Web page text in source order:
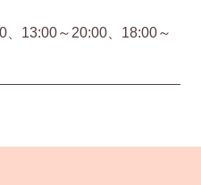
13:00～20:00、18:00～